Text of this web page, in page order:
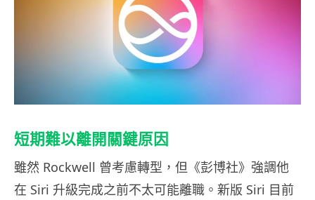
短期難以離開關鍵原因
雖然 Rockwell 曾考慮轉型，但《彭博社》強調他
在 Siri 升級完成之前不太可能離職。新版 Siri 目前